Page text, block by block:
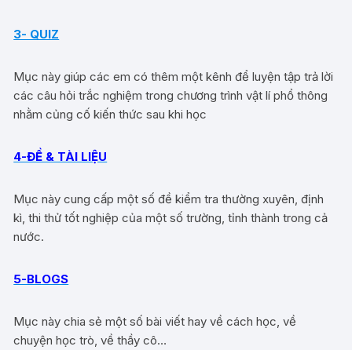
3- QUIZ
Mục này giúp các em có thêm một kênh để luyện tập trả lời
các câu hỏi trắc nghiệm trong chương trình vật lí phổ thông
nhằm củng cố kiến thức sau khi học
4-ĐỀ & TÀI LIỆU
Mục này cung cấp một số đề kiểm tra thường xuyên, định
kì, thi thử tốt nghiệp của một số trường, tỉnh thành trong cả
nước.
5-BLOGS
Mục này chia sẻ một số bài viết hay về cách học, về
chuyện học trò, về thầy cô…